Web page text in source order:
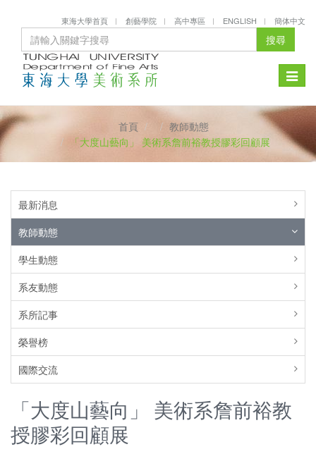
東海大學首頁 創藝學院 高中專區 ENGLISH 簡体中文
搜尋
Toggle
首頁
教師動態
「大度山藝向」 美術系詹前裕教授膠彩回顧展
最新消息
教師動態
學生動態
系友動態
系所記事
榮譽榜
國際交流
「大度山藝向」 美術系詹前裕教
授膠彩回顧展